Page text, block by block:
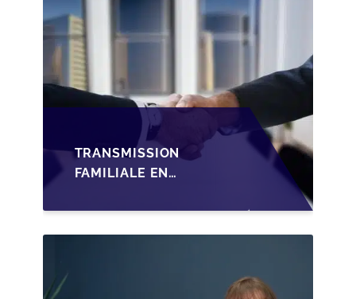
TRANSMISSION
FAMILIALE EN
STRUCTURER LA
CESSION DES PARTS